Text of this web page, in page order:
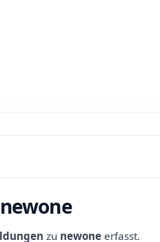
zu newone erfasst.